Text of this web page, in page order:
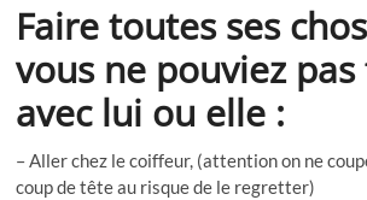
Faire toutes ses
vous ne pouviez
avec lui ou elle :
– Aller chez le coiffeur, (attention on ne
coup de tête au risque de le regretter)